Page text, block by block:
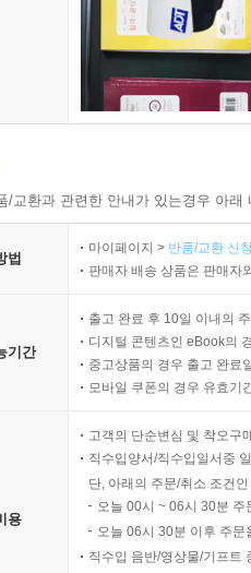
교환과 관련한 안내가 있는경우 아
법
마이페이지 > 반품/교환 신
판매자 배송 상품은 판매자
기간
출고 완료 후 10일 이내의
디지털 콘텐츠인 eBook의
중고상품의 경우 출고 완료
모바일 쿠폰의 경우 유효기
용
고객의 단순변심 및 착오구
직수입양서/직수입일서중
단, 아래의 주문/취소 조건
오늘 00시 ~ 06시 30분
오늘 06시 30분 이후 주
직수입 음반/영상물/기프트